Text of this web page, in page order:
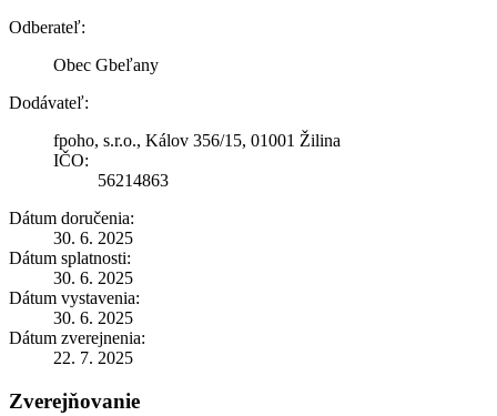
Odberateľ:
Obec Gbeľany
Dodávateľ:
fpoho, s.r.o., Kálov 356/15, 01001 Žilina
IČO:
56214863
Dátum doručenia:
30. 6. 2025
Dátum splatnosti:
30. 6. 2025
Dátum vystavenia:
30. 6. 2025
Dátum zverejnenia:
22. 7. 2025
Zverejňovanie